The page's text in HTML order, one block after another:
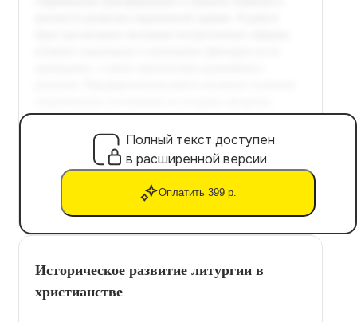
Полный текст доступен
в расширенной версии
Оплатить 399 р.
Историческое развитие литургии в
христианстве